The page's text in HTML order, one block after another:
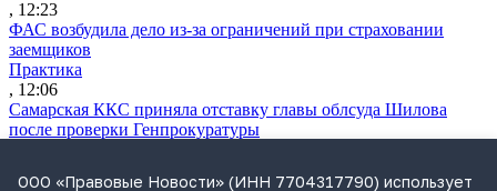
, 12:23
ФАС возбудила дело из-за ограничений при страховании
заемщиков
Практика
, 12:06
Самарская ККС приняла отставку главы облсуда Шилова
после проверки Генпрокуратуры
ООО «Правовые Новости» (ИНН 7704317790) использует